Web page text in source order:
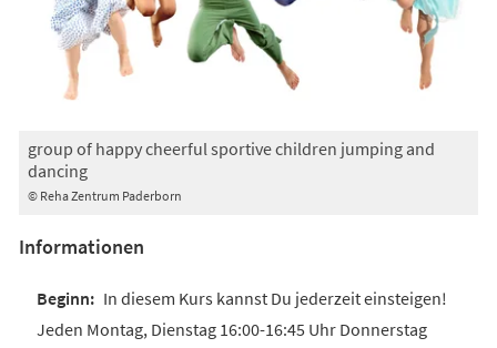
© Reha Zentrum Paderborn
group of happy cheerful sportive children jumping and
dancing
Informationen
In diesem Kurs kannst Du jederzeit einsteigen!
Jeden Montag, Dienstag 16:00-16:45 Uhr Donnerstag